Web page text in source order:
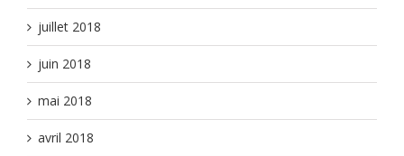
juillet 2018
juin 2018
mai 2018
avril 2018